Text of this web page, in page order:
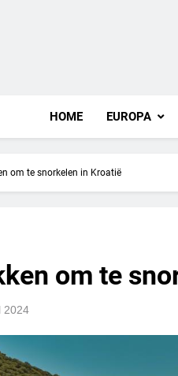
HOME EUROPA
om te snorkelen in Kroatië
om te
2024